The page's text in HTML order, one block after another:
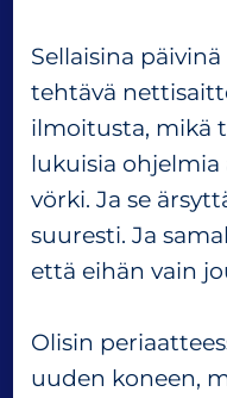
Sellaisina
tehtävä
ilmoitusta, mikä
lukuisia ohjelmia
vörki. Ja se
suuresti. Ja
että eihän vain
Olisin
uuden koneen,